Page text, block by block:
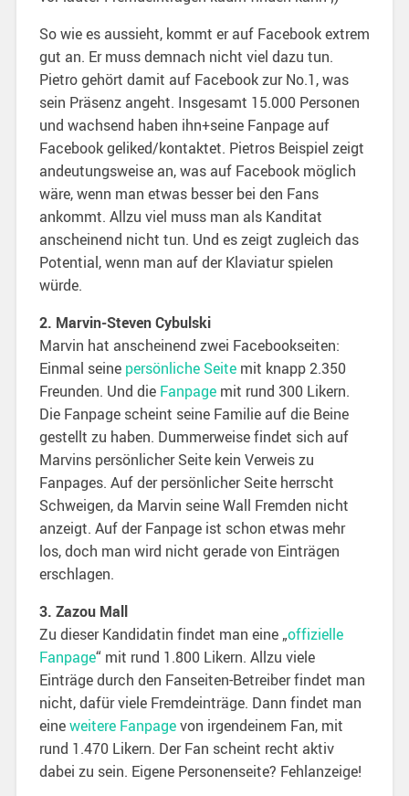
So wie es aussieht, kommt er auf Facebook extrem
gut an. Er muss demnach nicht viel dazu tun.
Pietro gehört damit auf Facebook zur No.1, was
sein Präsenz angeht. Insgesamt 15.000 Personen
und wachsend haben ihn+seine Fanpage auf
Facebook geliked/kontaktet. Pietros Beispiel zeigt
andeutungsweise an, was auf Facebook möglich
wäre, wenn man etwas besser bei den Fans
ankommt. Allzu viel muss man als Kanditat
anscheinend nicht tun. Und es zeigt zugleich das
Potential, wenn man auf der Klaviatur spielen
würde.
2. Marvin-Steven Cybulski
Marvin hat anscheinend zwei Facebookseiten:
Einmal seine persönliche Seitemit knapp 2.350
Freunden. Und die Fanpagemit rund 300 Likern.
Die Fanpage scheint seine Familie auf die Beine
gestellt zu haben. Dummerweise findet sich auf
Marvins persönlicher Seite kein Verweis zu
Fanpages. Auf der persönlicher Seite herrscht
Schweigen, da Marvin seine Wall Fremden nicht
anzeigt. Auf der Fanpage ist schon etwas mehr
los, doch man wird nicht gerade von Einträgen
erschlagen.
3. Zazou Mall
Zu dieser Kandidatin findet man eine „offizielle
Fanpage“ mit rund 1.800 Likern. Allzu viele
Einträge durch den Fanseiten-Betreiber findet man
nicht, dafür viele Fremdeinträge. Dann findet man
eineweitere Fanpagevon irgendeinem Fan, mit
rund 1.470 Likern. Der Fan scheint recht aktiv
dabei zu sein. Eigene Personenseite? Fehlanzeige!